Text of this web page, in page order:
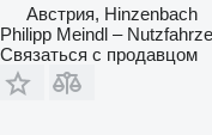
Австрия, Hinzenbach
Philipp Meindl –
Связаться с продавцом